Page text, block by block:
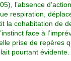
l’absence
respiration,
la cohabitation de
face à
prise de repères
pourtant évidente.